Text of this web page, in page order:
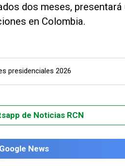
dos meses,
en Colombia.
presidenciales 2026
de Noticias RCN
News